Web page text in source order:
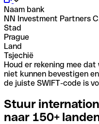
Naam bank
NN Investment Partners
Stad
Prague
Land
Tsjechië
Houd er rekening mee
niet kunnen bevestigen
de juiste SWIFT-code is
Stuur
naar 150+